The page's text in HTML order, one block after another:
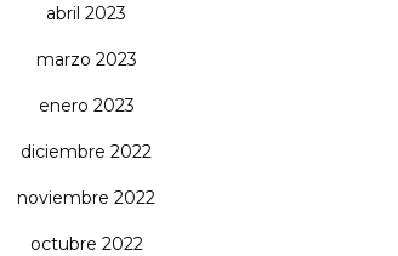
abril 2023
marzo 2023
enero 2023
diciembre 2022
noviembre 2022
octubre 2022